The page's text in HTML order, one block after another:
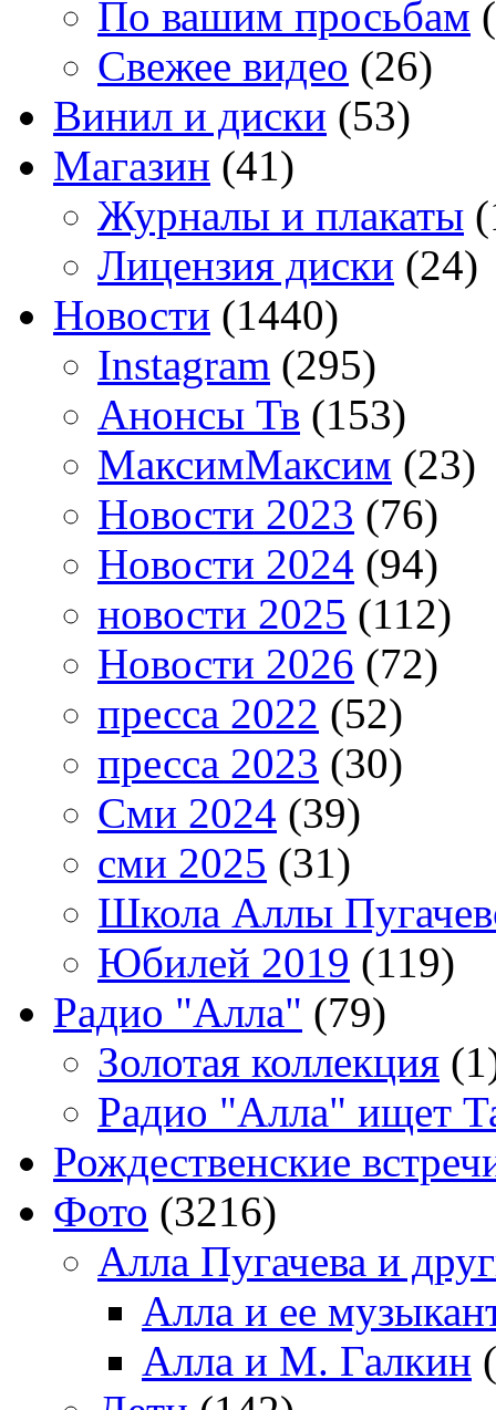
По вашим просьбам
Свежее видео (26)
Винил и диски (53)
Магазин (41)
Журналы и плакаты
Лицензия диски (24)
Новости (1440)
Instagram (295)
Анонсы Тв (153)
МаксимМаксим (23)
Новости 2023 (76)
Новости 2024 (94)
новости 2025 (112)
Новости 2026 (72)
пресса 2022 (52)
пресса 2023 (30)
Сми 2024 (39)
сми 2025 (31)
Школа Аллы
Юбилей 2019 (119)
Радио "Алла" (79)
Золотая коллекция
Радио "Алла" ищет
Рождественские
Фото (3216)
Алла Пугачева и
Алла и ее
Алла и М. Галкин